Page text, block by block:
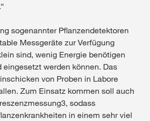
sogenannter Pflanzendetektoren
Messgeräte zur Verfügung
sind, wenig Energie benötigen
eingesetzt werden können. Das
von Proben in Labore
Zum Einsatz kommen soll auch
sodass
in einem sehr viel